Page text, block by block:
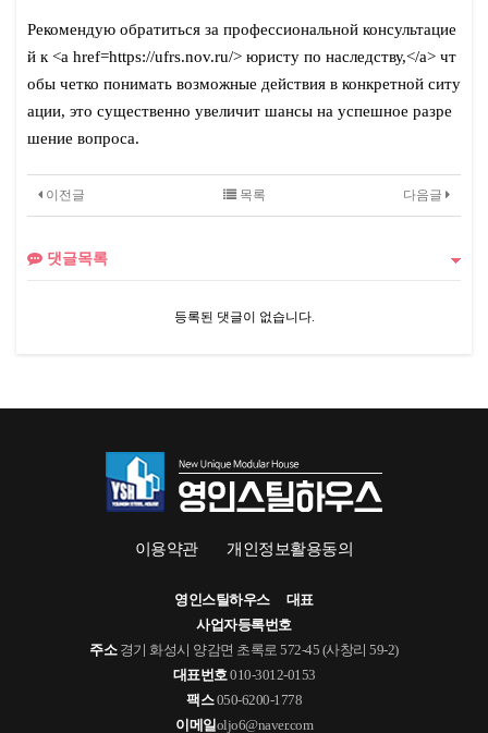
Рекомендую обратиться за профессиональной консультацие
й к <a href=https://ufrs.nov.ru/> юристу по наследству,</a> чт
обы четко понимать возможные действия в конкретной ситу
ации, это существенно увеличит шансы на успешное разре
шение вопроса.
이전글 다음글
목록
댓글목록
등록된 댓글이 없습니다.
이용약관 개인정보활용동의
영인스틸하우스
대표
사업자등록번호
주소경기 화성시 양감면 초록로 572-45 (사창리 59-2)
대표번호010-3012-0153
팩스050-6200-1778
이메일oljo6@naver.com